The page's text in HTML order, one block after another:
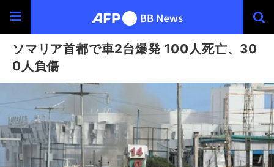
ソマリア首都で車2台爆発 100人死亡、30
0人負傷